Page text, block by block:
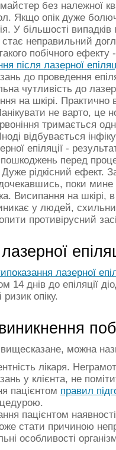
без належної
Якщо опік дуже
У більшості
неправильний
побічного
після лазерної
до проведення
чутливість до
на шкірі. Практично
не варто, це
тримається
відбувається
епіляції -
пошкоджень перед
Дуже рідкісний ефект.
поки
Висипання на шкірі,
у людей,
противірусний
лазерної
14 днів до епіляції
опіку.
можна
лікаря.
у клієнта, не
пацієнтом правил
пацієнтом
стати причиною
особливості